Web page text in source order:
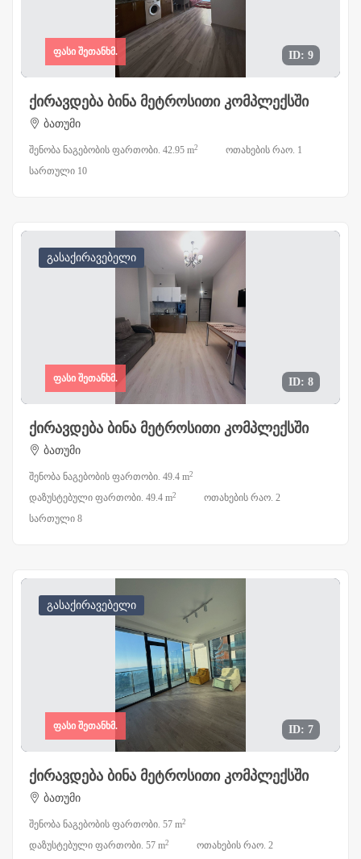
ID: 9
ფასი შეთანხმ.
ქირავდება ბინა მეტროსითი კომპლექსში
ბათუმი
შენობა ნაგებობის ფართობი. 42.95 m2
ოთახების რაო. 1
სართული 10
გასაქირავებელი
ID: 8
ფასი შეთანხმ.
ქირავდება ბინა მეტროსითი კომპლექსში
ბათუმი
შენობა ნაგებობის ფართობი. 49.4 m2
დაზუსტებული ფართობი. 49.4 m2
ოთახების რაო. 2
სართული 8
გასაქირავებელი
ID: 7
ფასი შეთანხმ.
ქირავდება ბინა მეტროსითი კომპლექსში
ბათუმი
შენობა ნაგებობის ფართობი. 57 m2
დაზუსტებული ფართობი. 57 m2
ოთახების რაო. 2